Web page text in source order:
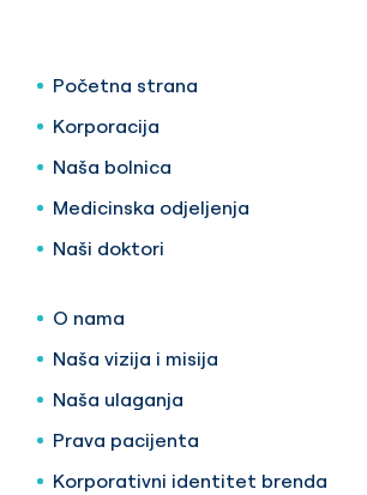
Početna strana
Korporacija
Naša bolnica
Medicinska odjeljenja
Naši doktori
O nama
Naša vizija i misija
Naša ulaganja
Prava pacijenta
Korporativni identitet brenda